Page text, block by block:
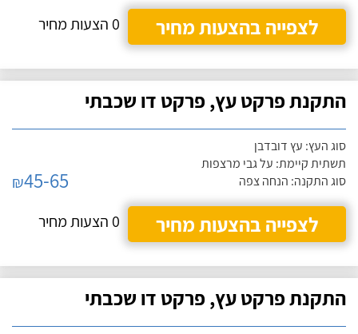
לצפייה בהצעות מחיר
0 הצעות מחיר
התקנת פרקט עץ, פרקט דו שכבתי
סוג העץ: עץ דובדבן
תשתית קיימת: על גבי מרצפות
סוג התקנה: הנחה צפה
₪45-65
לצפייה בהצעות מחיר
0 הצעות מחיר
התקנת פרקט עץ, פרקט דו שכבתי